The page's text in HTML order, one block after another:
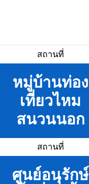
สถานที่
หมู่บ้านท่อง
เที่ยวไหม
สนวนนอก
สถานที่
ศูนย์อนุรักษ์